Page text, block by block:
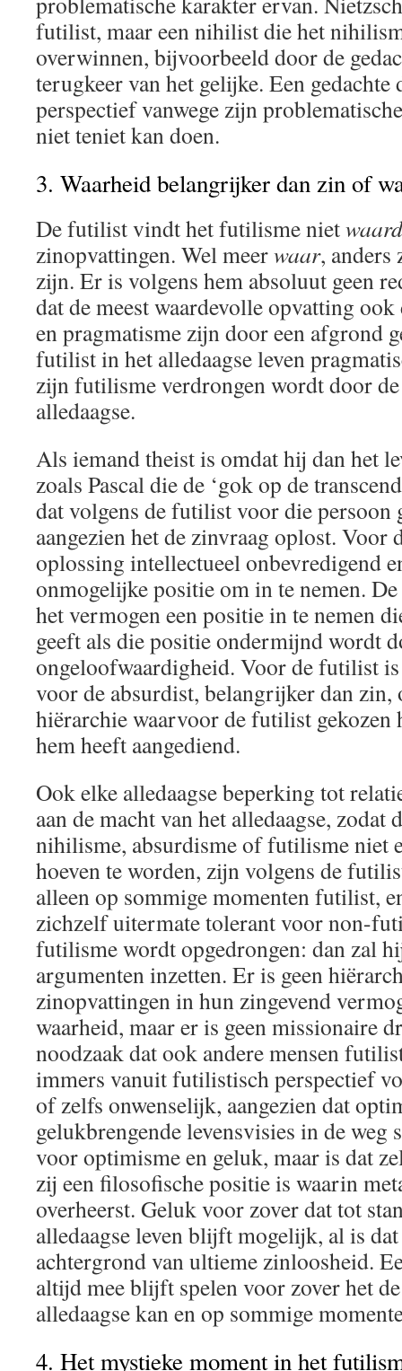
futilist, maar een nihilist die het
overwinnen, bijvoorbeeld door de
terugkeer van het gelijke. Een
perspectief vanwege zijn
niet teniet kan doen.
3. Waarheid belangrijker dan zin of
De futilist vindt het futilisme niet
zinopvattingen. Wel meerwaar,
zijn. Er is volgens hem absoluut geen
dat de meest waardevolle opvatting
en pragmatisme zijn door een afgrond
futilist in het alledaagse leven
zijn futilisme verdrongen wordt door
alledaagse.
Als iemand theist is omdat hij dan het
zoals Pascal die de ‘gok op de
dat volgens de futilist voor die persoon
aangezien het de zinvraag oplost. Voor
oplossing intellectueel onbevredigend
onmogelijke positie om in te nemen.
het vermogen een positie in te nemen
geeft als die positie ondermijnd wordt
ongeloofwaardigheid. Voor de futilist is
voor de absurdist, belangrijker dan zin,
hiërarchie waarvoor de futilist gekozen
hem heeft aangediend.
Ook elke alledaagse beperking tot
aan de macht van het alledaagse, zodat
nihilisme, absurdisme of futilisme niet
hoeven te worden, zijn volgens de
alleen op sommige momenten futilist,
zichzelf uitermate tolerant voor non-
futilisme wordt opgedrongen: dan zal
argumenten inzetten. Er is geen
zinopvattingen in hun zingevend
waarheid, maar er is geen missionaire
noodzaak dat ook andere mensen
immers vanuit futilistisch perspectief
of zelfs onwenselijk, aangezien dat
gelukbrengende levensvisies in de weg
voor optimisme en geluk, maar is dat
zij een filosofische positie is waarin
overheerst. Geluk voor zover dat tot
alledaagse leven blijft mogelijk, al is
achtergrond van ultieme zinloosheid.
altijd mee blijft spelen voor zover het
alledaagse kan en op sommige
4. Het mystieke moment in het